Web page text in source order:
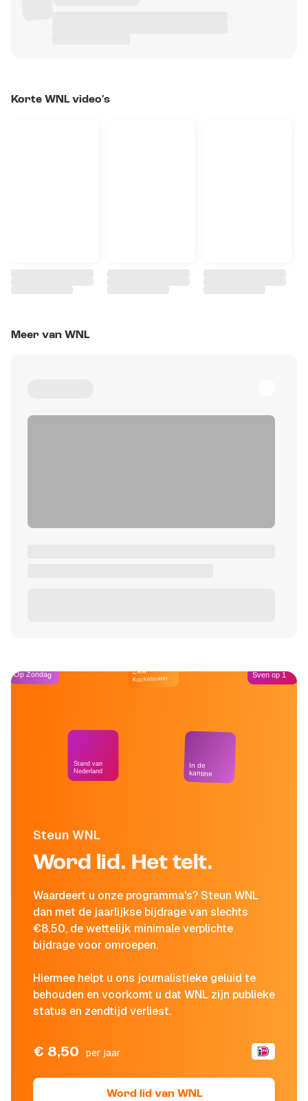
Korte WNL video's
Meer van WNL
Steun WNL
Word lid. Het telt.
Waardeert u onze programma's? Steun WNL
dan met de jaarlijkse bijdrage van slechts
€8,50, de wettelijk minimale verplichte
bijdrage voor omroepen.
Hiermee helpt u ons journalistieke geluid te
behouden en voorkomt u dat WNL zijn publieke
status en zendtijd verliest.
€ 8,50 per jaar
Word lid van WNL
Op Zondag
Stand van
Nederland
Café
Kockelmann
In de
kantine
Sven op 1